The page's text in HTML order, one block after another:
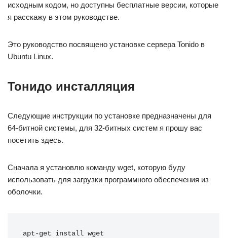
исходным кодом, но доступны бесплатные версии, которые
я расскажу в этом руководстве.
Это руководство посвящено установке сервера Tonido в
Ubuntu Linux.
Тонидо инсталляция
Следующие инструкции по установке предназначены для
64-битной системы, для 32-битных систем я прошу вас
посетить здесь.
Сначала я установлю команду wget, которую буду
использовать для загрузки программного обеспечения из
оболочки.
apt-get install wget